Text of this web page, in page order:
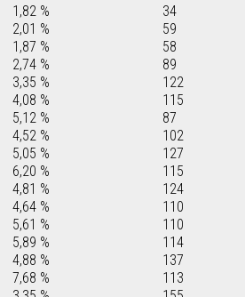
1,82 % 34
2,01 % 59
1,87 % 58
2,74 % 89
3,35 % 122
4,08 % 115
5,12 % 87
4,52 % 102
5,05 % 127
6,20 % 115
4,81 % 124
4,64 % 110
5,61 % 110
5,89 % 114
4,88 % 137
7,68 % 113